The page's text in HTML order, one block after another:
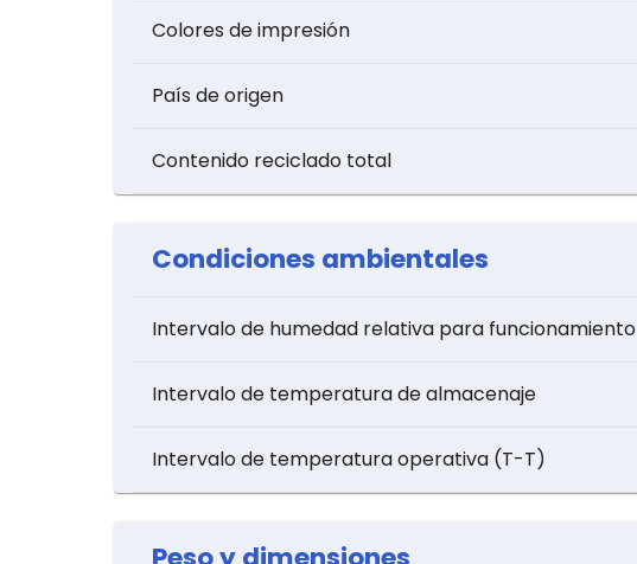
Colores de impresión
País de origen
Contenido reciclado total
Condiciones ambientales
Intervalo de humedad relativa para funcionamiento
Intervalo de temperatura de almacenaje
Intervalo de temperatura operativa (T-T)